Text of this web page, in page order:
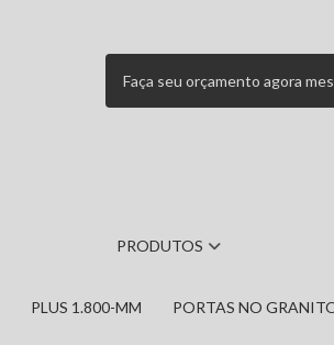
Faça seu orçamento agora
PRODUTOS
PLUS 1.800-MM PORTAS NO